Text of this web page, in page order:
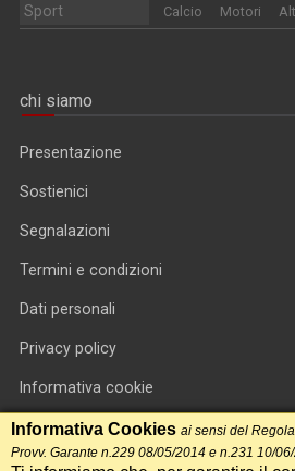
Sport Calcio Motori
chi siamo
Presentazione
Sostienici
Segnalazioni
Termini e condizioni
Dati personali
Privacy policy
Informativa cookie
RSS feed
RSS Top News
Informativa Cookies ai sensi del
Provv. Garante n.229 08/05/2014 e n.231 10/